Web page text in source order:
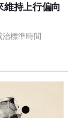
持上行偏向
治標準時間